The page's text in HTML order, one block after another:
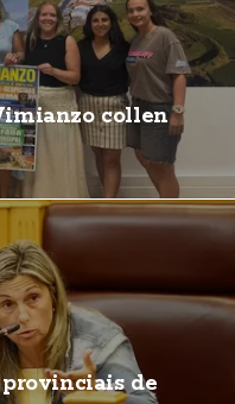
collen
provinciais de